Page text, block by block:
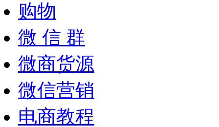
购物
微 信 群
微商货源
微信营销
电商教程